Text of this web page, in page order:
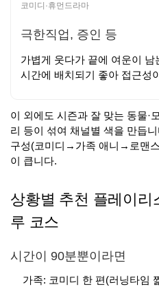
코미디·휴먼드라마
극한직업, 증인 등
가볍게 웃다가 끝에 여운이
시간에 배치되기 좋아 접근성
이 외에도 시즌과 잘 맞는 동물·
리 등이 섞여 채널별 색을 만듭
구성(코미디→가족 애니→로맨
이 큽니다.
상황별 추천 플레이리
루 코스
시간이 90분뿐이라면
가족: 코미디 한 편(러닝타임